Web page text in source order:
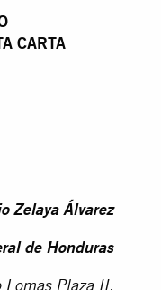
CARTA
Zelaya Álvarez
de Honduras